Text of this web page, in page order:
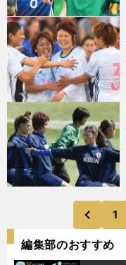
前
1
編集部のおすすめ